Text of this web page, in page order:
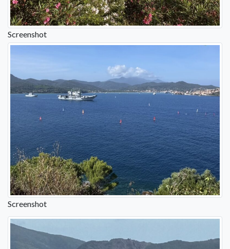
Screenshot
Screenshot